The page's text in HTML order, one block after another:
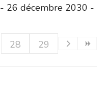
- 26 décembre 2030 -
28 29